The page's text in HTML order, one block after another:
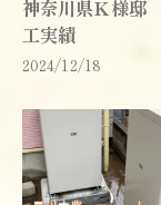
神奈川県Ｋ様
工実績
2024/12/18